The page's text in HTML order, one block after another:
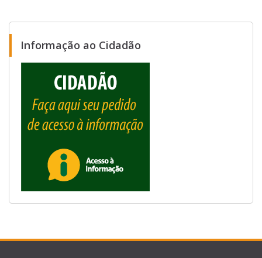
Informação ao Cidadão